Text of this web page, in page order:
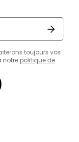
toujours vos
notre politique de